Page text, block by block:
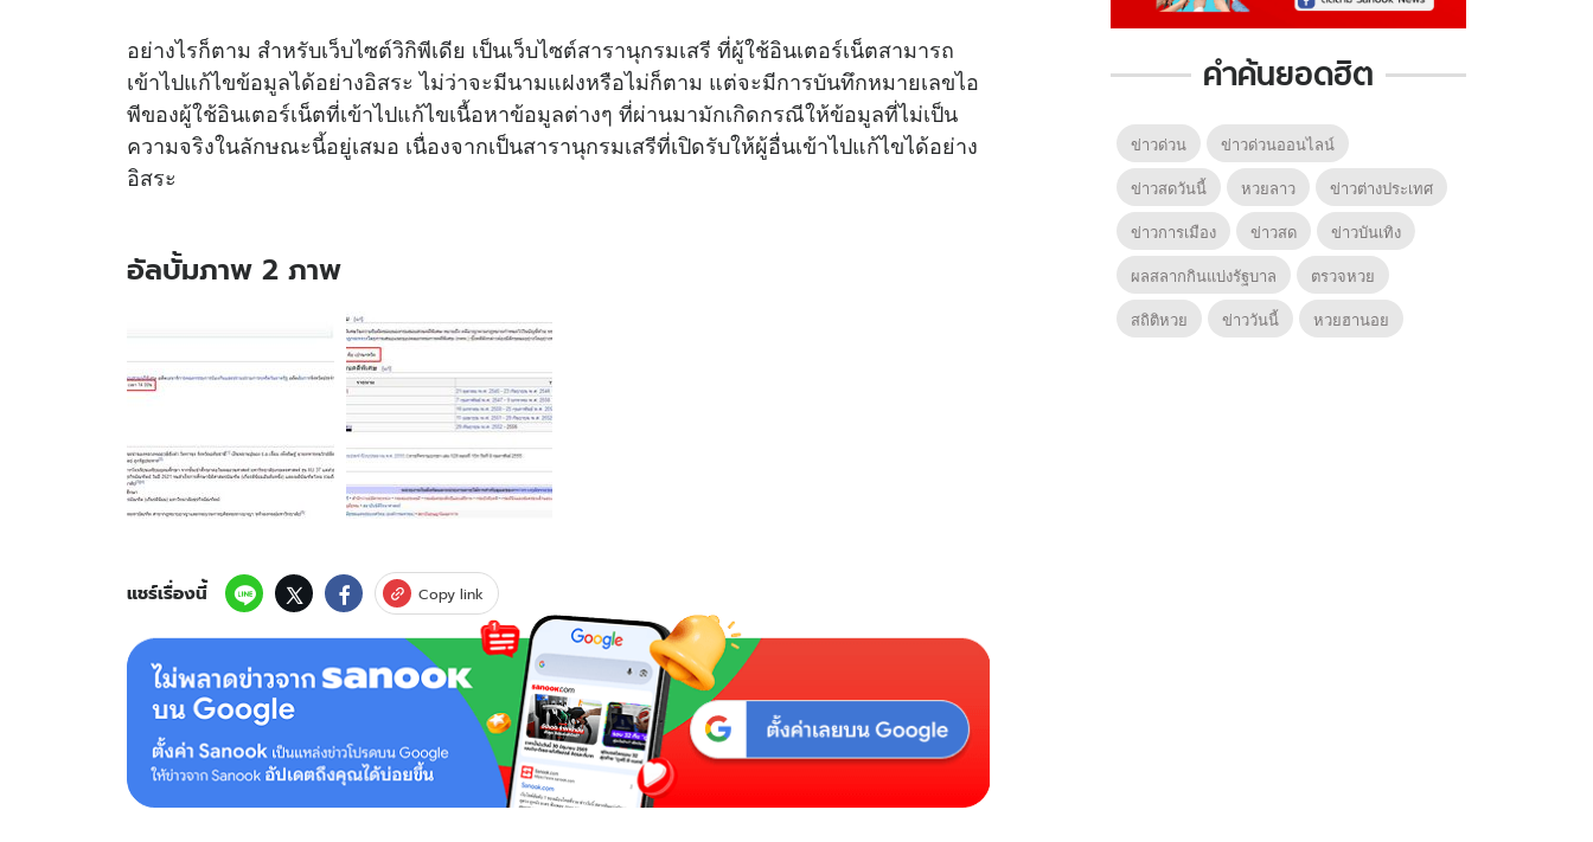
อย่างไรก็ตาม สำหรับเว็บไซต์วิกิพีเดีย เป็นเว็บไซต์สารานุกรมเสรี ที่ผู้ใช้อินเตอร์เน็ตสามารถ
เข้าไปแก้ไขข้อมูลได้อย่างอิสระ ไม่ว่าจะมีนามแฝงหรือไม่ก็ตาม แต่จะมีการบันทึกหมายเลขไอ
พีของผู้ใช้อินเตอร์เน็ตที่เข้าไปแก้ไขเนื้อหาข้อมูลต่างๆ ที่ผ่านมามักเกิดกรณีให้ข้อมูลที่ไม่เป็น
ความจริงในลักษณะนี้อยู่เสมอ เนื่องจากเป็นสารานุกรมเสรีที่เปิดรับให้ผู้อื่นเข้าไปแก้ไขได้อย่าง
อิสระ
อัลบั้มภาพ 2 ภาพ
2
ภาพ
ฮือ
ฮา!
ธาริ
ต
โดน
ข้อ
มูล
"ตาย
แล้ว"
แชร์เรื่องนี้ Copy link
คำค้นยอดฮิต
ข่าวด่วน
ข่าวด่วนออนไลน์
ข่าวสดวันนี้
หวยลาว
ข่าวต่างประเทศ
ข่าวการเมือง
ข่าวสด
ข่าวบันเทิง
ผลสลากกินแบ่งรัฐบาล
ตรวจหวย
สถิติหวย
ข่าววันนี้ หวยฮานอย